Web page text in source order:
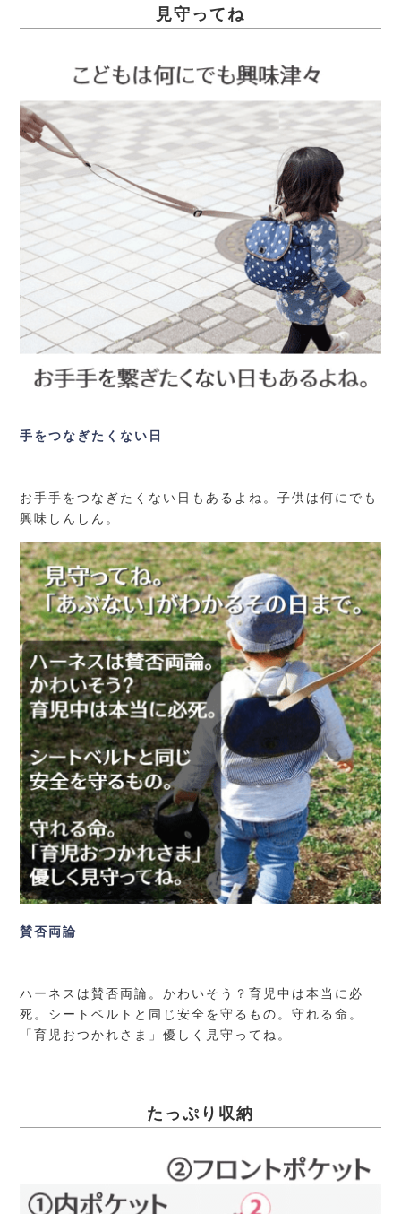
見守ってね
手をつなぎたくない日
お手手をつなぎたくない日もあるよね。子供は何にでも
興味しんしん。
賛否両論
ハーネスは賛否両論。かわいそう？育児中は本当に必
死。シートベルトと同じ安全を守るもの。守れる命。
「育児おつかれさま」優しく見守ってね。
たっぷり収納